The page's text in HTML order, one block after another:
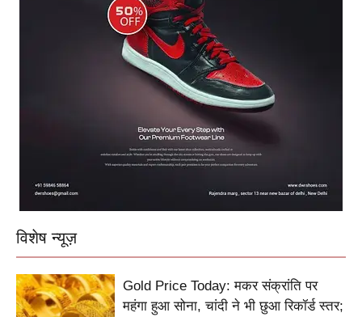
विशेष न्यूज़
Gold Price Today: मकर संक्रांति पर
महंगा हुआ सोना, चांदी ने भी छुआ रिकॉर्ड स्तर;